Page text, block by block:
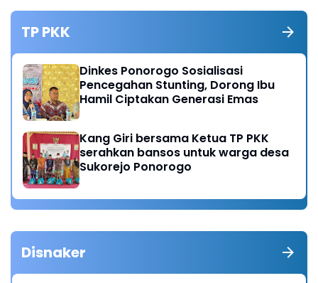
TP PKK
Dinkes Ponorogo Sosialisasi
Pencegahan Stunting, Dorong Ibu
Hamil Ciptakan Generasi Emas
Kang Giri bersama Ketua TP PKK
serahkan bansos untuk warga desa
Sukorejo Ponorogo
Disnaker